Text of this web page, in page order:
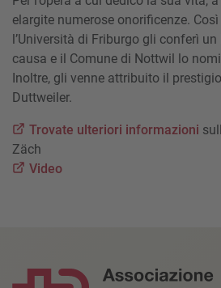
elargite numerose onorificenze.
l’Università di Friburgo gli conferì
causa e il Comune di Nottwil lo
Inoltre, gli venne attribuito il
Duttweiler.
Trovate ulteriori informazioni
Zäch
Video